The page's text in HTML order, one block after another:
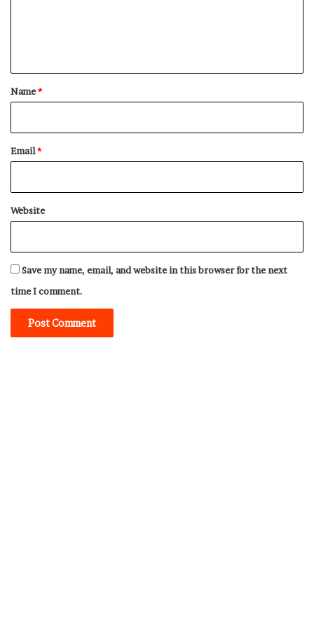
*
Name*
Email*
Website
Save my name, email, and website in this browser for the next
time I comment.